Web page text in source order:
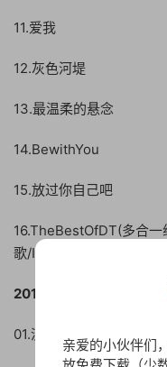
11.爱我
12.灰色河堤
13.最温柔的悬念
14.BewithYou
15.放过你自己吧
16.TheBestOfDT(多合
歌/I’mBack
2013-《美味的想念电视
01.没有我，你过的好吗
亲爱的小伙伴们